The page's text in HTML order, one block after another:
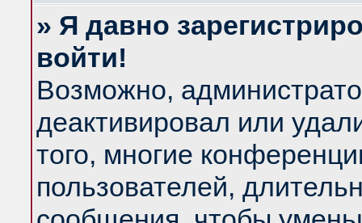
» Я давно
войти!
Возможно,
деактивировал или
того, многие
пользователей,